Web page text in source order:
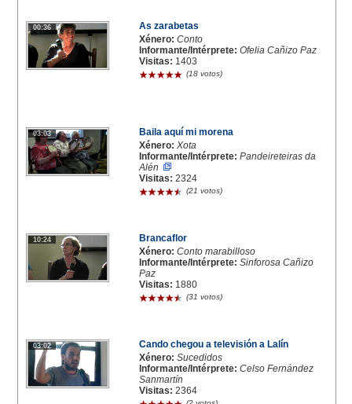
00:36
As zarabetas
Xénero: Conto
Informante/Intérprete: Ofelia Cañizo Paz
Visitas: 1403
(18 votos)
03:03
Baila aquí mi morena
Xénero: Xota
Informante/Intérprete: Pandeireteiras da
Alén
Visitas: 2324
(21 votos)
10:24
Brancaflor
Xénero: Conto marabilloso
Informante/Intérprete: Sinforosa Cañizo
Paz
Visitas: 1880
(31 votos)
03:02
Cando chegou a televisión a Lalín
Xénero: Sucedidos
Informante/Intérprete: Celso Fernández
Sanmartín
Visitas: 2364